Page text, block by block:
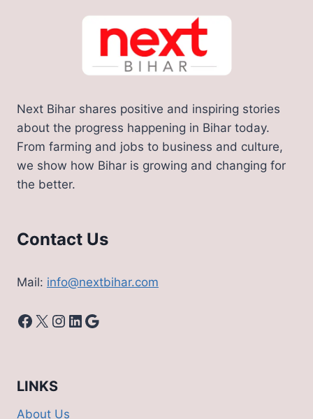
Next Bihar shares positive and inspiring stories
about the progress happening in Bihar today.
From farming and jobs to business and culture,
we show how Bihar is growing and changing for
the better.
Contact Us
Mail: info@nextbihar.com
Facebook
X Instagram
LinkedIn
Google
LINKS
About Us